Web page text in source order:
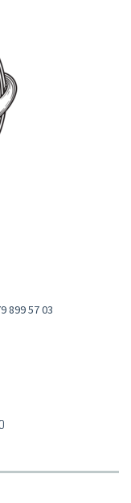
899 57 03